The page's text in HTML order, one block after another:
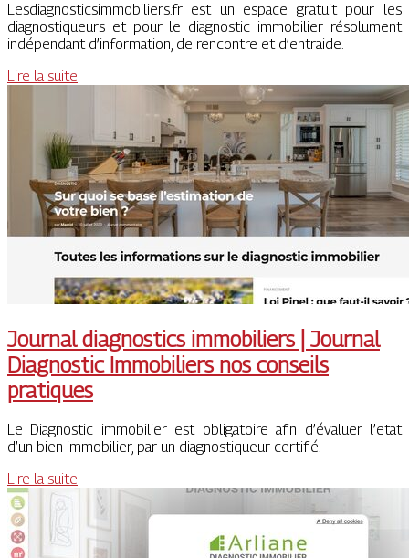
Lesdiagnosticsimmobiliers.fr est un espace gratuit pour les
diagnostiqueurs et pour le diagnostic immobilier résolument
indépendant d’information, de rencontre et d’entraide.
Lire la suite
Journal diagnostics immobiliers | Journal
Diagnostic Immobiliers nos conseils
pratiques
Le Diagnostic immobilier est obligatoire afin d’évaluer l’etat
d’un bien immobilier, par un diagnostiqueur certifié.
Lire la suite